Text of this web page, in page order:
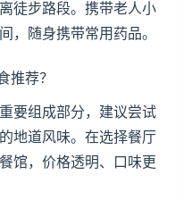
徒步路段。携带老人小
，随身携带常用药品。
推荐？
要组成部分，建议尝试
地道风味。在选择餐厅
馆，价格透明、口味更